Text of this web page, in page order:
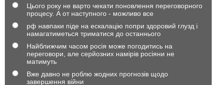
Цього року не варто чекати поновлення переговорного
процесу. А от наступного - можливо все
рф навпаки піде на ескалацію попри здоровий глузд і
намагатиметься триматися до останнього
Найближчим часом росія може погодитись на
переговори, але серйозних намірів росіяни не
матимуть
Вже давно не роблю жодних прогнозів щодо
завершення війни